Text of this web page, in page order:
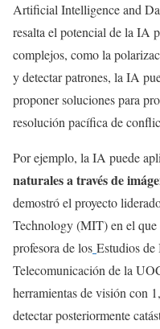
Artificial Intelligence and
resalta el potencial de la IA
complejos, como la
y detectar patrones, la IA
proponer soluciones para
resolución pacífica de
Por ejemplo, la IA puede
naturales a través de
demostró el proyecto
Technology (MIT) en el que
profesora de los Estudios
Telecomunicación de la
herramientas de visión con
detectar posteriormente